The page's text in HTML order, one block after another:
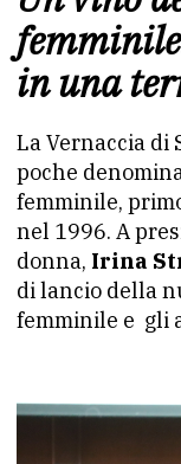
in una
La Vernaccia di
poche
femminile,
nel 1996. A
donna, Irina
di lancio della
femminile e gli